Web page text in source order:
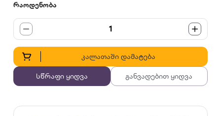
რაოდენობა
1
კალათაში დამატება
სწრაფი ყიდვა განვადებით ყიდვა